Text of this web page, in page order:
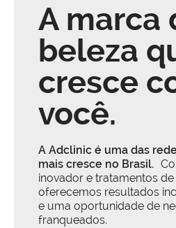
A marca
beleza
cresce
você.
A Adclinic é uma das
mais cresce no Brasil.
inovador e tratamentos
oferecemos resultados
e uma oportunidade de
franqueados.